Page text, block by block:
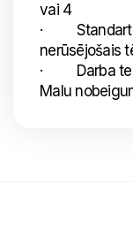
vai 4
· Standarta
nerūsējošais
· Darba
Malu